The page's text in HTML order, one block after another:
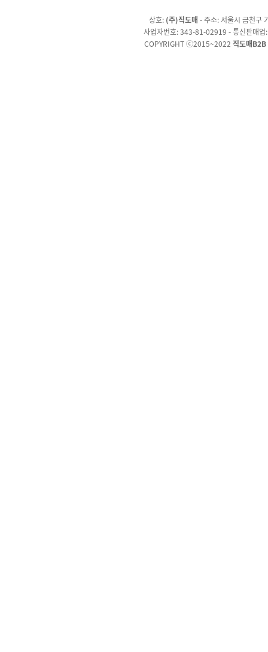
상호: (주)직도매 - 주소: 서울시 금천구
사업자번호: 343-81-02919 - 통신판매
COPYRIGHT ⓒ2015~2022 직도매B2B